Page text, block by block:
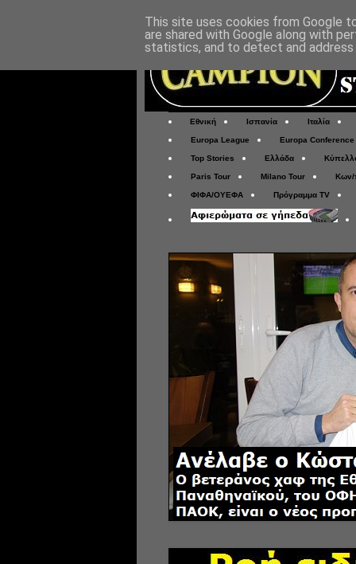
Εθνική Ισπανία Ιταλία
Europa League Europa Conference
Top Stories Ελλάδα
Paris Tour Milano Tour Κων/
ΦΙΦΑ/ΟΥΕΦΑ Πρόγραμμα TV
This site uses cookies from Google
are shared with Google along with
statistics, and to detect and address